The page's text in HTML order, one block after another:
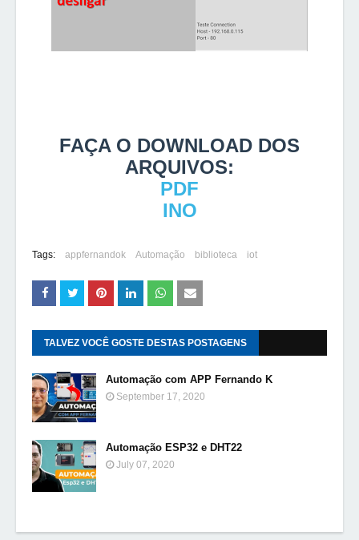
FAÇA O DOWNLOAD DOS
ARQUIVOS:
PDF
INO
Tags: appfernandok Automação biblioteca iot
TALVEZ VOCÊ GOSTE DESTAS POSTAGENS
Automação com APP Fernando K
September 17, 2020
Automação ESP32 e DHT22
July 07, 2020